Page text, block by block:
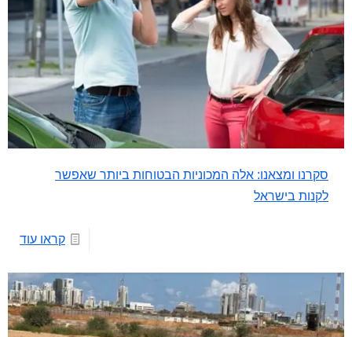
סקרנו ומצאנו: אלה המכוניות הבטוחות ביותר שאפשר
לקנות בישראל
קראו עוד